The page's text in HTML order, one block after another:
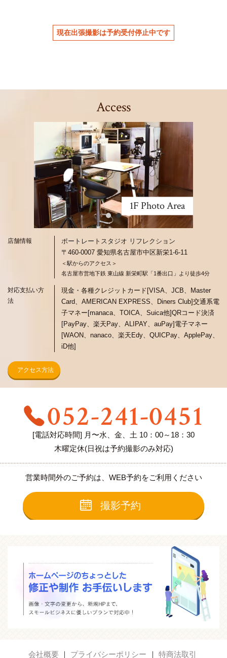
現在出張撮影は予約受付停止中です
Access
店舗情報
ポートレートスタジオ リフレクション
〒460-0007 愛知県名古屋市中区新栄1-6-11
＜駅からのアクセス＞
名古屋市営地下鉄 東山線 新栄町駅「1番出口」より徒歩4分
対応支払い方
法
現金・各種クレジットカード[VISA、JCB、Master
Card、AMERICAN EXPRESS、Diners Club]交通系電
子マネー[manaca、TOICA、Suica他]QRコード決済
[PayPay、楽天Pay、ALIPAY、auPay] 電子マネー
[WAON、nanaco、楽天Edy、QUICPay、ApplePay、
iD他]
1F Photo Area
アクセス方法
052-241-0451
[電話対応時間] 月〜水、金、土 10：00～18：30
木曜定休(日祝は予約撮影のみ対応)
営業時間外のご予約は、WEB予約をご利用ください
撮影予約
会社概要 プライバシーポリシー 特商法取引